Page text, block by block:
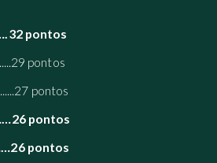
pontos
pontos
pontos
pontos
pontos